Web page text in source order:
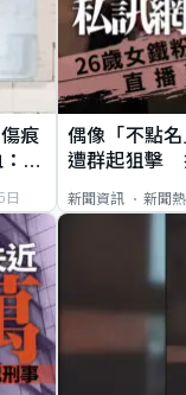
痕
同
偶像「不點
遭群起狙擊
新聞資訊 新聞